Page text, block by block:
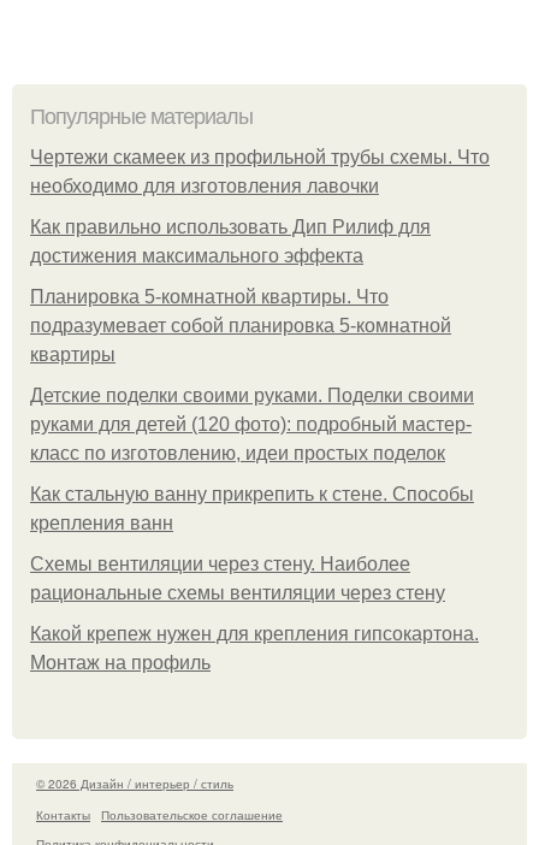
Популярные материалы
Чертежи скамеек из профильной трубы схемы. Что
необходимо для изготовления лавочки
Как правильно использовать Дип Рилиф для
достижения максимального эффекта
Планировка 5-комнатной квартиры. Что
подразумевает собой планировка 5-комнатной
квартиры
Детские поделки своими руками. Поделки своими
руками для детей (120 фото): подробный мастер-
класс по изготовлению, идеи простых поделок
Как стальную ванну прикрепить к стене. Способы
крепления ванн
Схемы вентиляции через стену. Наиболее
рациональные схемы вентиляции через стену
Какой крепеж нужен для крепления гипсокартона.
Монтаж на профиль
© 2026 Дизайн / интерьер / стиль
Контакты
Пользовательское соглашение